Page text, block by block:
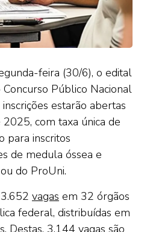
feira (30/6), o edital
Público Nacional
estarão abertas
com taxa única de
para inscritos
de medula óssea e
do ProUni.
vagas em 32 órgãos
federal, distribuídas em
Destas, 3.144 vagas são